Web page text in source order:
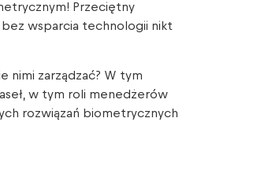
Przeciętny
bez wsparcia technologii nikt
nimi zarządzać? W tym
w tym roli menedżerów
rozwiązań biometrycznych